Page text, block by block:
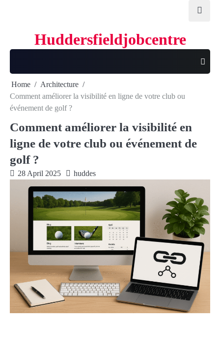
Huddersfieldjobcentre
Home
Architecture
Comment améliorer la visibilité en ligne de votre club ou
événement de golf ?
Comment améliorer la visibilité en
ligne de votre club ou événement de
golf ?
28 April 2025 huddes